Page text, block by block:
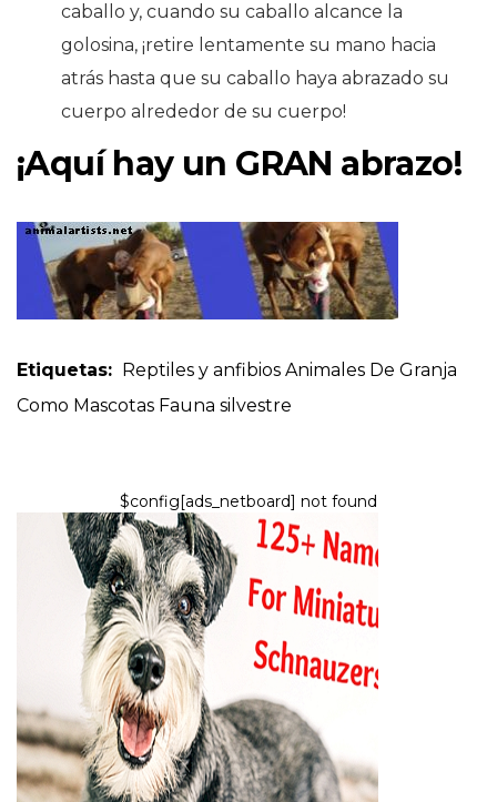
caballo y, cuando su caballo alcance la
golosina, ¡retire lentamente su mano hacia
atrás hasta que su caballo haya abrazado su
cuerpo alrededor de su cuerpo!
¡Aquí hay un GRAN abrazo!
Etiquetas: Reptiles y anfibios Animales De Granja
Como Mascotas Fauna silvestre
$config[ads_netboard] not found
PERROS
Más de 125 nombres
encantadores para Schnauzers
miniatura